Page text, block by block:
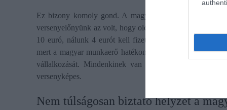
Ez bizony komoly gond. A magyar borászatok minden
versenyelőnyünk az volt, hogy olcsóbb volt a munkaerő.
10 euró, nálunk 4 eurót kell fizetni. A különbség
mert a magyar munkaerő hatékonytalan és képzetlen. A
vállalkozását. Mindenkinek van például saját traktora
versenyképes.
​Nem túlságosan biztató helyzet a